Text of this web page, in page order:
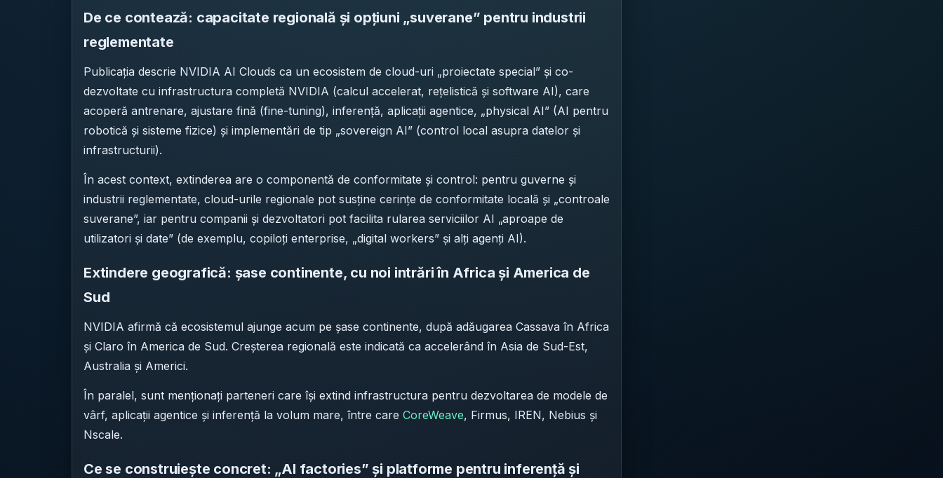
De ce contează: capacitate regională și opțiuni „suverane” pentru industrii
reglementate
Publicația descrie NVIDIA AI Clouds ca un ecosistem de cloud-uri „proiectate special” și co-
dezvoltate cu infrastructura completă NVIDIA (calcul accelerat, rețelistică și software AI), care
acoperă antrenare, ajustare fină (fine-tuning), inferență, aplicații agentice, „physical AI” (AI pentru
robotică și sisteme fizice) și implementări de tip „sovereign AI” (control local asupra datelor și
infrastructurii).
În acest context, extinderea are o componentă de conformitate și control: pentru guverne și
industrii reglementate, cloud-urile regionale pot susține cerințe de conformitate locală și „controale
suverane”, iar pentru companii și dezvoltatori pot facilita rularea serviciilor AI „aproape de
utilizatori și date” (de exemplu, copiloți enterprise, „digital workers” și alți agenți AI).
Extindere geografică: șase continente, cu noi intrări în Africa și America de
Sud
NVIDIA afirmă că ecosistemul ajunge acum pe șase continente, după adăugarea Cassava în Africa
și Claro în America de Sud. Creșterea regională este indicată ca accelerând în Asia de Sud-Est,
Australia și Americi.
În paralel, sunt menționați parteneri care își extind infrastructura pentru dezvoltarea de modele de
vârf, aplicații agentice și inferență la volum mare, între care CoreWeave, Firmus, IREN, Nebius și
Nscale.
Ce se construiește concret: „AI factories” și platforme pentru inferență și